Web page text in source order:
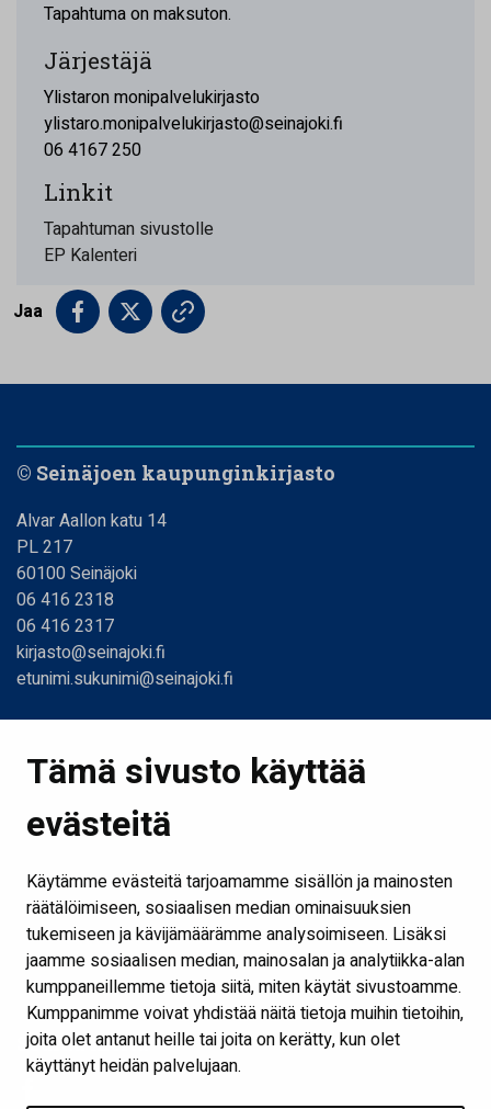
Tämä sivusto käyttää
evästeitä
Käytämme evästeitä tarjoamamme sisällön ja mainosten
räätälöimiseen, sosiaalisen median ominaisuuksien
tukemiseen ja kävijämäärämme analysoimiseen. Lisäksi
jaamme sosiaalisen median, mainosalan ja analytiikka-alan
kumppaneillemme tietoja siitä, miten käytät sivustoamme.
Kumppanimme voivat yhdistää näitä tietoja muihin tietoihin,
joita olet antanut heille tai joita on kerätty, kun olet
käyttänyt heidän palvelujaan.
Tapahtuma on maksuton.
Järjestäjä
Ylistaron monipalvelukirjasto
ylistaro.monipalvelukirjasto@seinajoki.fi
06 4167 250
Linkit
Tapahtuman sivustolle
EP Kalenteri
Jaa
© Seinäjoen kaupunginkirjasto
Alvar Aallon katu 14
PL 217
60100 Seinäjoki
06 416 2318
06 416 2317
kirjasto@seinajoki.fi
etunimi.sukunimi@seinajoki.fi
Kirjastot ja aukioloajat
Ota yhteyttä
Verkkokirjasto
Kaikki kirjaston some-kanavat
Näytä evästeasetukseni
Seuraa meitä